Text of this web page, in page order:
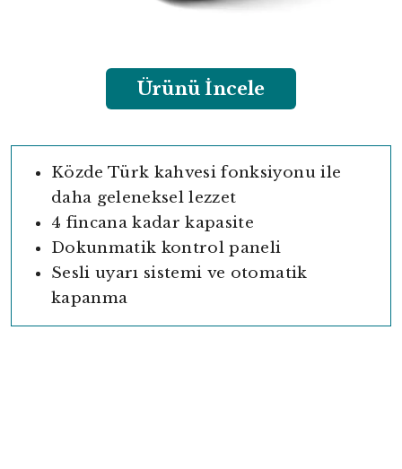
Ürünü İncele
Közde Türk kahvesi fonksiyonu ile
daha geleneksel lezzet
4 fincana kadar kapasite
Dokunmatik kontrol paneli
Sesli uyarı sistemi ve otomatik
kapanma